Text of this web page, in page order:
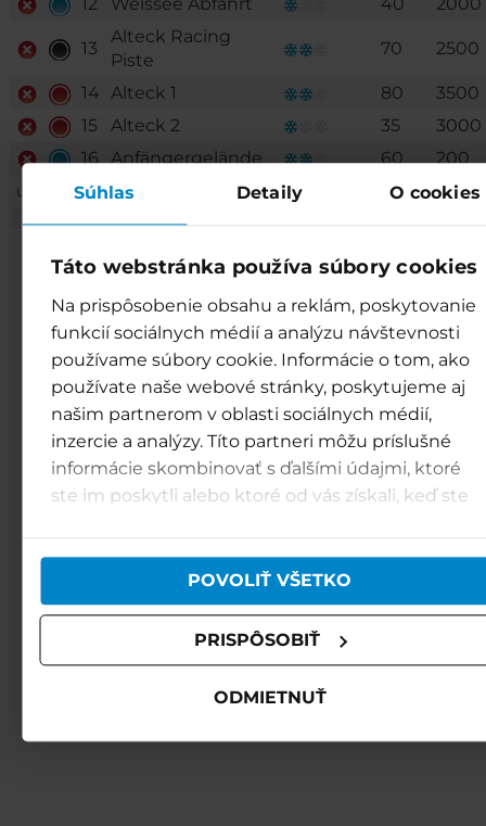
Súhlas Detaily O cookies
Táto webstránka používa súbory cookies
Na prispôsobenie obsahu a reklám, poskytovanie
funkcií sociálnych médií a analýzu návštevnosti
používame súbory cookie. Informácie o tom, ako
používate naše webové stránky, poskytujeme aj
našim partnerom v oblasti sociálnych médií,
inzercie a analýzy. Títo partneri môžu príslušné
informácie skombinovať s ďalšími údajmi, ktoré
ste im poskytli alebo ktoré od vás získali, keď ste
POVOLIŤ VŠETKO
PRISPÔSOBIŤ
ODMIETNUŤ
13
Alteck Racing
Piste
70 2500
14 Alteck 1 80
3500
15
Alteck 2 35
3000
16 Anfängergelände 60 200
updated: 8.08.2026 0:02